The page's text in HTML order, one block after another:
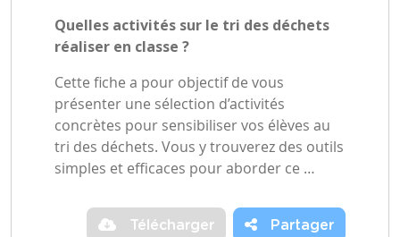
Quelles activités sur le tri des déchets
réaliser en classe ?
Cette fiche a pour objectif de vous
présenter une sélection d’activités
concrètes pour sensibiliser vos élèves au
tri des déchets. Vous y trouverez des outils
simples et efficaces pour aborder ce …
Télécharger Partager